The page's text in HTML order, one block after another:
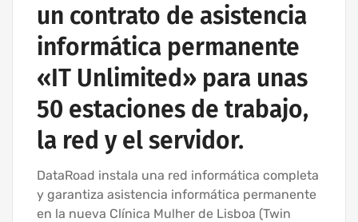
un contrato de asistencia
informática permanente
«IT Unlimited» para unas
50 estaciones de trabajo,
la red y el servidor.
DataRoad instala una red informática completa
y garantiza asistencia informática permanente
en la nueva Clínica Mulher de Lisboa (Twin